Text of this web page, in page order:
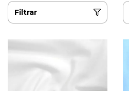
Filtrar